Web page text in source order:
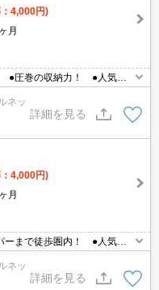
4,000円)
月
●圧巻の収納力！ ●人気物
ネッ
詳細を見る
4,000円)
月
まで徒歩圏内！ ●人気物
ネッ
詳細を見る